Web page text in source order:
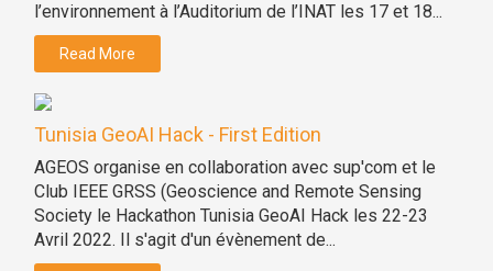
l’environnement à l’Auditorium de l’INAT les 17 et 18...
Read More
Tunisia GeoAI Hack - First Edition
AGEOS organise en collaboration avec sup'com et le
Club IEEE GRSS (Geoscience and Remote Sensing
Society le Hackathon Tunisia GeoAI Hack les 22-23
Avril 2022. Il s'agit d'un évènement de...